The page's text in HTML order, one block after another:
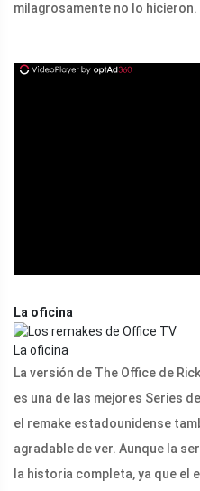
milagrosamente no lo hicieron.
La oficina
La oficina
La versión de The Office de
es una de las mejores Series
el remake estadounidense
agradable de ver. Aunque la
la historia completa, ya que el